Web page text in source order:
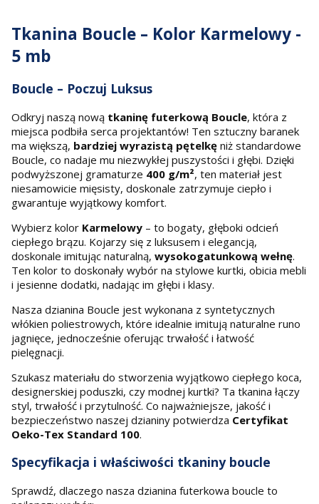
Tkanina Boucle – Kolor Karmelowy -
5 mb
Boucle – Poczuj Luksus
Odkryj naszą nową tkaninę futerkową Boucle, która z
miejsca podbiła serca projektantów! Ten sztuczny baranek
ma większą, bardziej wyrazistą pętelkę niż standardowe
Boucle, co nadaje mu niezwykłej puszystości i głębi. Dzięki
podwyższonej gramaturze 400 g/m², ten materiał jest
niesamowicie mięsisty, doskonale zatrzymuje ciepło i
gwarantuje wyjątkowy komfort.
Wybierz kolor Karmelowy – to bogaty, głęboki odcień
ciepłego brązu. Kojarzy się z luksusem i elegancją,
doskonale imitując naturalną, wysokogatunkową wełnę.
Ten kolor to doskonały wybór na stylowe kurtki, obicia mebli
i jesienne dodatki, nadając im głębi i klasy.
Nasza dzianina Boucle jest wykonana z syntetycznych
włókien poliestrowych, które idealnie imitują naturalne runo
jagnięce, jednocześnie oferując trwałość i łatwość
pielęgnacji.
Szukasz materiału do stworzenia wyjątkowo ciepłego koca,
designerskiej poduszki, czy modnej kurtki? Ta tkanina łączy
styl, trwałość i przytulność. Co najważniejsze, jakość i
bezpieczeństwo naszej dzianiny potwierdza Certyfikat
Oeko-Tex Standard 100.
Specyfikacja i właściwości tkaniny boucle
Sprawdź, dlaczego nasza dzianina futerkowa boucle to